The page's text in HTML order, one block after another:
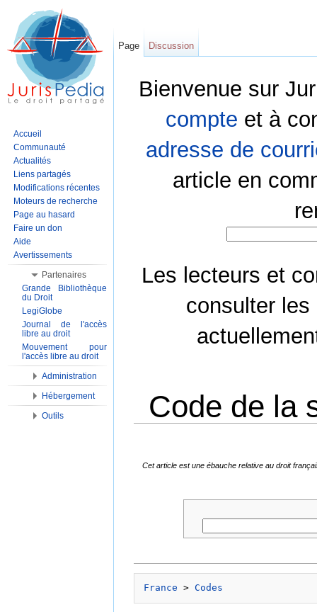
Bienvenue sur
compte et à
adresse de
article en
Les lecteurs et
consulter les
Code de la
Cet article est une ébauche relative au droit
France > Codes
Page Discussion
Accueil
Communauté
Actualités
Liens partagés
Modifications récentes
Moteurs de recherche
Page au hasard
Faire un don
Aide
Avertissements
Partenaires
Grande Bibliothèque
du Droit
LegiGlobe
Journal de l'accès
libre au droit
Mouvement pour
l'accès libre au droit
Administration
Hébergement
Outils